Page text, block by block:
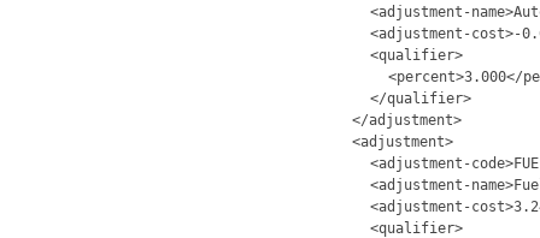
<adjustment-
<adjustment-cost>-
<qualifier>
<percent>3.000</
</qualifier>
</adjustment>
<adjustment>
<adjustment-
<adjustment-
<adjustment-
<qualifier>